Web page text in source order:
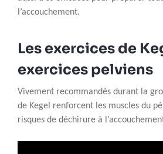
l’accouchement.
Les exercices de
exercices pelviens
Vivement recommandés durant la
de Kegel renforcent les muscles du
risques de déchirure à